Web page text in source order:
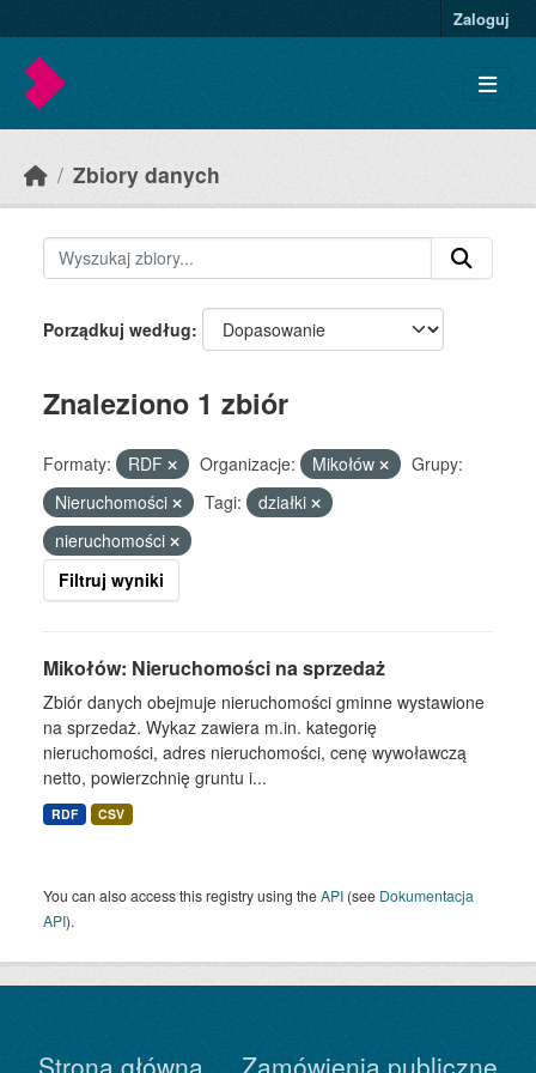
Zaloguj
Zbiory danych
Porządkuj według
Znaleziono 1 zbiór
Formaty: RDF Organizacje: Mikołów
Grupy:
Nieruchomości
Tagi:
działki
nieruchomości
Filtruj wyniki
Mikołów: Nieruchomości na sprzedaż
Zbiór danych obejmuje nieruchomości gminne wystawione
na sprzedaż. Wykaz zawiera m.in. kategorię
nieruchomości, adres nieruchomości, cenę wywoławczą
netto, powierzchnię gruntu i...
RDF CSV
You can also access this registry using theAPI (see Dokumentacja
API).
Strona główna Zamówienia publiczne